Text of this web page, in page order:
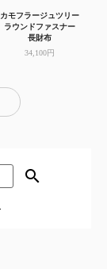
カモフラージュツリー
ラウンドファスナー
長財布
34,100円
search